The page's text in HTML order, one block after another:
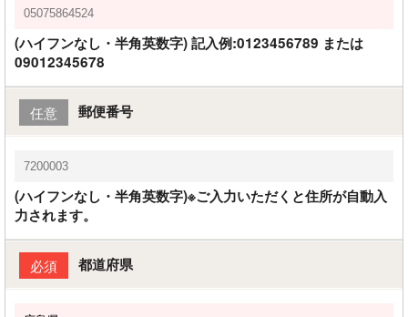
(ハイフンなし・半角英数字) 記入例:0123456789 または
09012345678
任意 郵便番号
(ハイフンなし・半角英数字)※ご入力いただくと住所が自動入
力されます。
必須 都道府県